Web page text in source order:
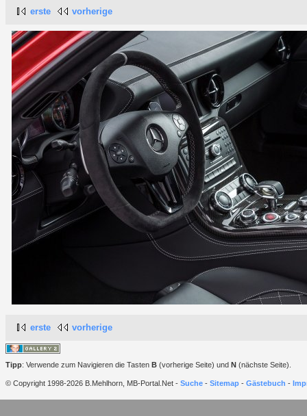
erste vorherige
erste vorherige
Tipp: Verwende zum Navigieren die Tasten B (vorherige Seite) und N (nächste Seite).
© Copyright 1998-2026 B.Mehlhorn, MB-Portal.Net - Suche - Sitemap - Gästebuch -